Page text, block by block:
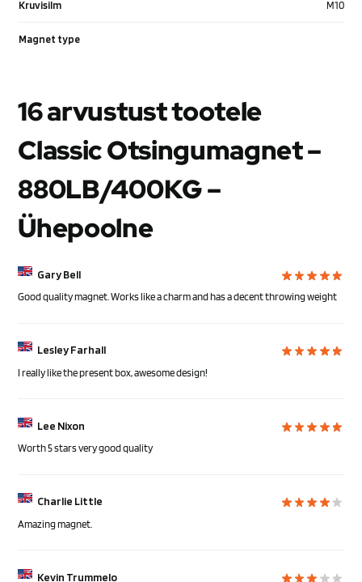
Kruvisilm M10
Magnet type
16 arvustust tootele
Classic Otsingumagnet –
880LB/400KG –
Ühepoolne
Gary Bell
Good quality magnet. Works like a charm and has a decent throwing weight
Lesley Farhall
I really like the present box, awesome design!
Lee Nixon
Worth 5 stars very good quality
Charlie Little
Amazing magnet.
Kevin Trummelo